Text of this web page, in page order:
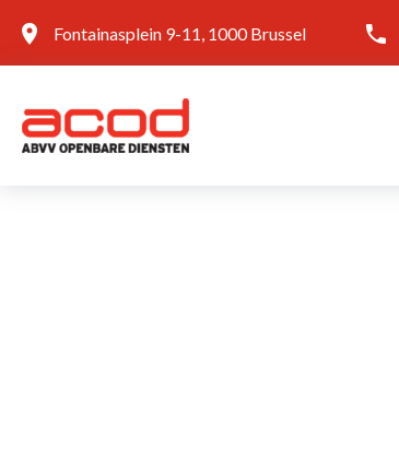
Fontainasplein 9-11, 1000 Brussel